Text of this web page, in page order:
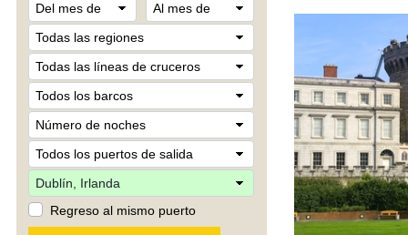
Regreso al mismo puerto